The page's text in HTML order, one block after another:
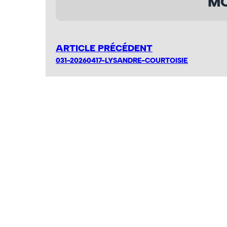
ARTICLE PRÉCÉDENT
031-20260417-LYSANDRE-COURTOISIE